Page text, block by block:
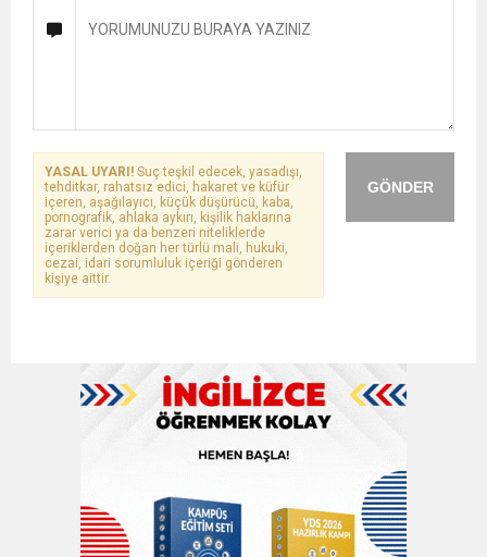
GÖNDER
YASAL UYARI! Suç teşkil edecek, yasadışı,
tehditkar, rahatsız edici, hakaret ve küfür
içeren, aşağılayıcı, küçük düşürücü, kaba,
pornografik, ahlaka aykırı, kişilik haklarına
zarar verici ya da benzeri niteliklerde
içeriklerden doğan her türlü mali, hukuki,
cezai, idari sorumluluk içeriği gönderen
kişiye aittir.